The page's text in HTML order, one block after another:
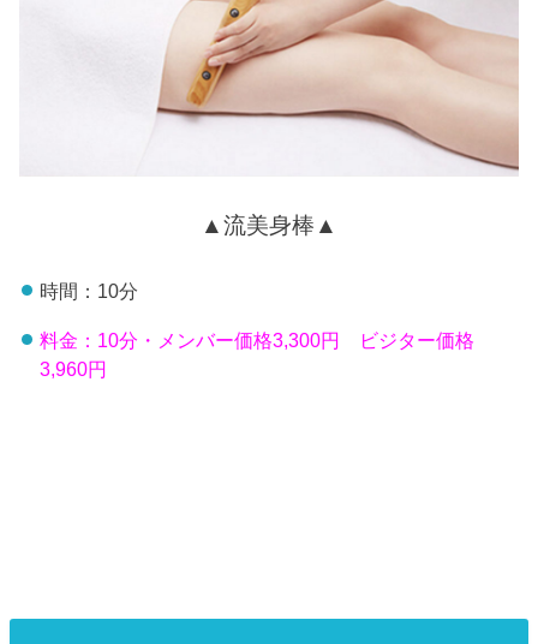
▲流美身棒▲
時間：10分
料金：10分・メンバー価格3,300円 ビジター価格
3,960円